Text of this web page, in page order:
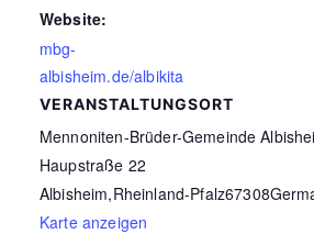
Website:
mbg-
albisheim.de/albikita
VERANSTALTUNGSORT
Mennoniten-Brüder-Gemeinde
Haupstraße 22
Albisheim,Rheinland-Pfalz67308
Karte anzeigen